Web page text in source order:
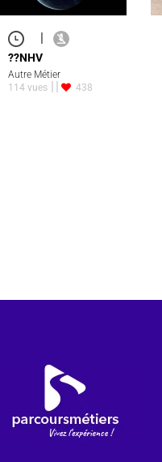
??NHV
Autre Métier
114 vues
438